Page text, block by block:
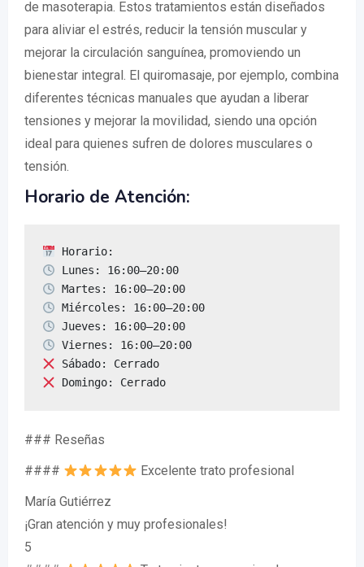
de masoterapia. Estos tratamientos están diseñados
para aliviar el estrés, reducir la tensión muscular y
mejorar la circulación sanguínea, promoviendo un
bienestar integral. El quiromasaje, por ejemplo, combina
diferentes técnicas manuales que ayudan a liberar
tensiones y mejorar la movilidad, siendo una opción
ideal para quienes sufren de dolores musculares o
tensión.
Horario de Atención:
Domingo: Cerrado
### Reseñas
####
Excelente trato profesional
María Gutiérrez
¡Gran atención y muy profesionales!
5